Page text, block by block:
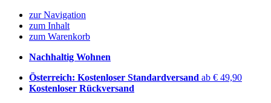
zur Navigation
zum Inhalt
zum Warenkorb
Nachhaltig Wohnen
Österreich: Kostenloser Standardversand ab € 49,90
Kostenloser Rückversand